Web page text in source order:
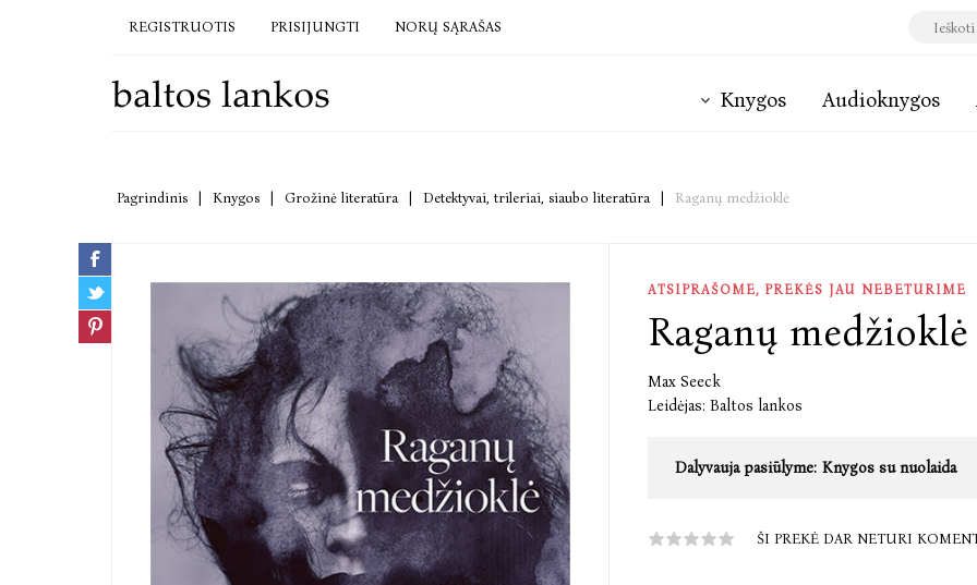
REGISTRUOTIS PRISIJUNGTI NORŲ SĄRAŠAS
Knygos Audioknygos
Pagrindinis Knygos Grožinė literatūra Detektyvai, trileriai, siaubo literatūra Raganų medžioklė
ATSIPRAŠOME, PREKĖS JAU NEBETURIME
Raganų medžioklė
Max Seeck
Leidėjas: Baltos lankos
Dalyvauja pasiūlyme: Knygos su nuolaida
ŠI PREKĖ DAR NETURI